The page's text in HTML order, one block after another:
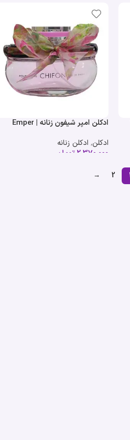
ادکلن امپر شیفون زنانه | Emper
ادکلن, ادکلن زنانه
2,370,000تومان
2
→